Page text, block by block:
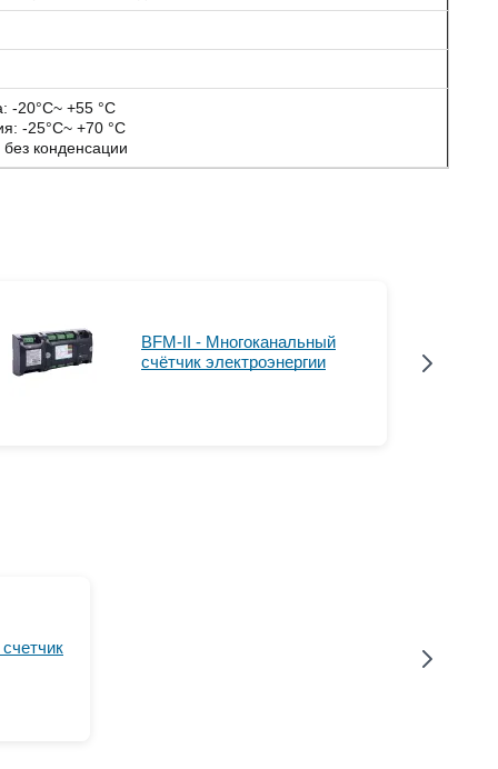
-20°C~ +55 °C
-25°C~ +70 °C
конденсации
BFM-II - Многоканальный
счётчик электроэнергии